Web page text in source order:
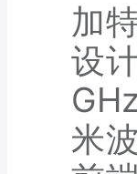
加
设
米